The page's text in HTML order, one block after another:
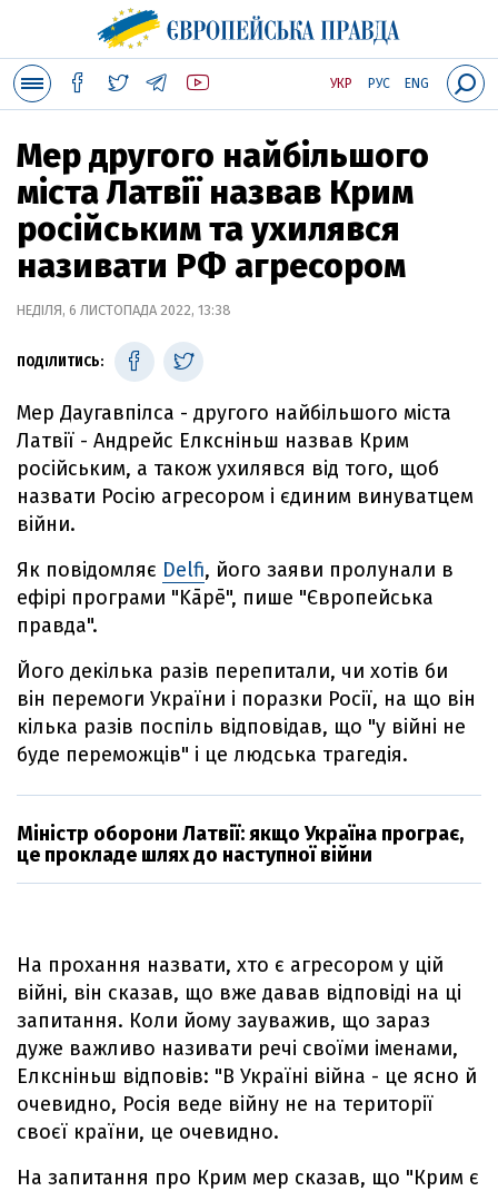
УКР РУС ENG
Мер другого найбільшого
міста Латвії назвав Крим
російським та ухилявся
називати РФ агресором
НЕДІЛЯ, 6 ЛИСТОПАДА 2022, 13:38
ПОДІЛИТИСЬ:
Мер Даугавпілса - другого найбільшого міста
Латвії - Андрейс Елксніньш назвав Крим
російським, а також ухилявся від того, щоб
назвати Росію агресором і єдиним винуватцем
війни.
Як повідомляє Delfi, його заяви пролунали в
ефірі програми "Kāpē", пише "Європейська
правда".
Його декілька разів перепитали, чи хотів би
він перемоги України і поразки Росії, на що він
кілька разів поспіль відповідав, що "у війні не
буде переможців" і це людська трагедія.
Міністр оборони Латвії: якщо Україна програє,
це прокладе шлях до наступної війни
На прохання назвати, хто є агресором у цій
війні, він сказав, що вже давав відповіді на ці
запитання. Коли йому зауважив, що зараз
дуже важливо називати речі своїми іменами,
Елксніньш відповів: "В Україні війна - це ясно й
очевидно, Росія веде війну не на території
своєї країни, це очевидно.
На запитання про Крим мер сказав, що "Крим є